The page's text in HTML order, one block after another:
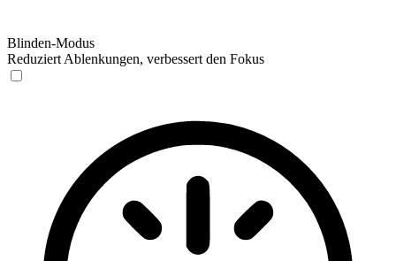
Blinden-Modus
Reduziert Ablenkungen, verbessert den Fokus